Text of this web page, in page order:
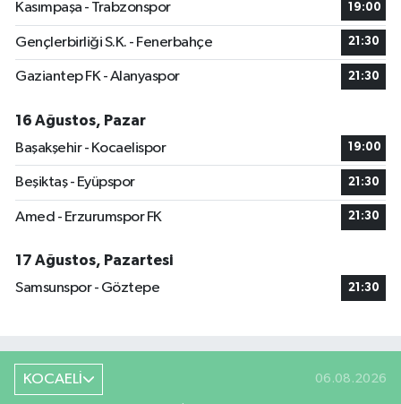
Kasımpaşa - Trabzonspor 19:00
Gençlerbirliği S.K. - Fenerbahçe 21:30
Gaziantep FK - Alanyaspor 21:30
16 Ağustos, Pazar
Başakşehir - Kocaelispor
19:00
Beşiktaş - Eyüpspor 21:30
Amed - Erzurumspor FK 21:30
17 Ağustos, Pazartesi
Samsunspor - Göztepe
21:30
KOCAELİ 06.08.2026